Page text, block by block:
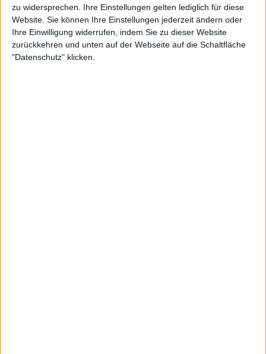
zu widersprechen. Ihre Einstellungen gelten lediglich für diese
Website. Sie können Ihre Einstellungen jederzeit ändern oder
Ihre Einwilligung widerrufen, indem Sie zu dieser Website
zurückkehren und unten auf der Webseite auf die Schaltfläche
"Datenschutz" klicken.